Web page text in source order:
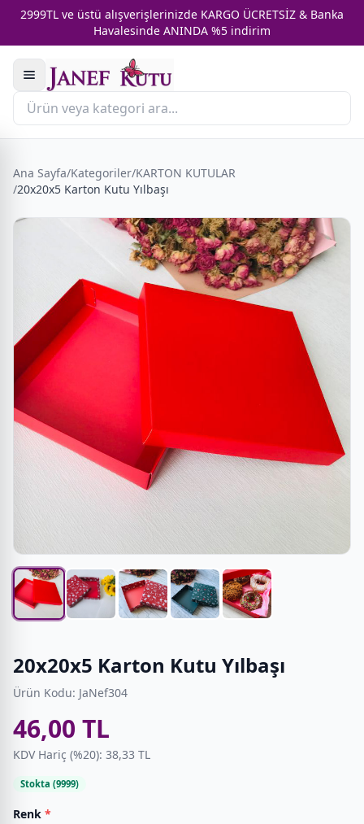
2999TL ve üstü alışverişlerinizde KARGO ÜCRETSİZ & Banka
Havalesinde ANINDA %5 indirim
Ana Sayfa/Kategoriler/KARTON KUTULAR
/20x20x5 Karton Kutu Yılbaşı
20x20x5 Karton Kutu Yılbaşı
Ürün Kodu: JaNef304
46,00 TL
KDV Hariç (%20): 38,33 TL
Stokta (9999)
Renk *